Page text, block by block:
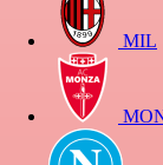
MIL